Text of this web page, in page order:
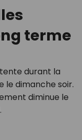
terme
durant la
le dimanche soir.
diminue le